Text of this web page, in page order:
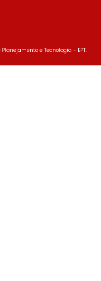
e Tecnologia - EPT.